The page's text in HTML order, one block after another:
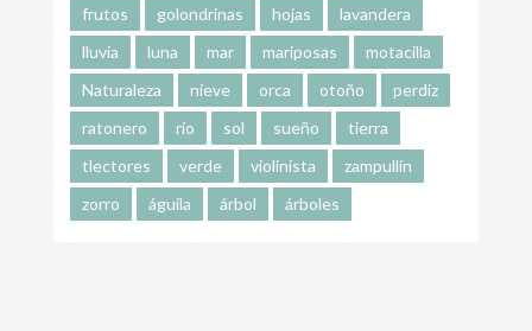
frutos
golondrinas hojas
lavandera
lluvia
luna mar mariposas
motacilla
Naturaleza
nieve orca otoño
perdiz
ratonero
río sol sueño
tierra
tlectores
verde violinista
zampullín
zorro
águila árbol árboles